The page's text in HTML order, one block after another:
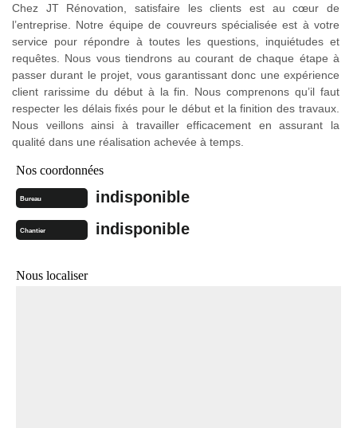
Chez JT Rénovation, satisfaire les clients est au cœur de
l’entreprise. Notre équipe de couvreurs spécialisée est à votre
service pour répondre à toutes les questions, inquiétudes et
requêtes. Nous vous tiendrons au courant de chaque étape à
passer durant le projet, vous garantissant donc une expérience
client rarissime du début à la fin. Nous comprenons qu’il faut
respecter les délais fixés pour le début et la finition des travaux.
Nous veillons ainsi à travailler efficacement en assurant la
qualité dans une réalisation achevée à temps.
Nos coordonnées
Bureau indisponible
Chantier indisponible
Nous localiser